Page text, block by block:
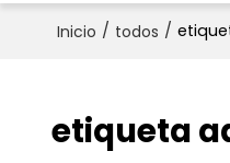
Inicio / todos /
etiqueta